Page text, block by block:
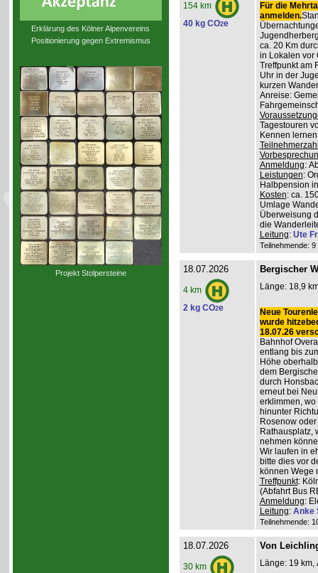
Erklärung des Kölner Alpenvereins
Positionierung gegen Extremismus
Projekt Stolpersteine
154 km
40 kg CO2e
Für die
anmelden.
ca. 20 Km
in Lokalen vor
Treffpunkt am
Uhr in der
kurzen
Anreise:
Tagestouren
Kennen
Anmeldung:
Leistungen:
Halbpension
Kosten: ca.
Umlage
Überweisung
die
Leitung: Ute
Teilnehmende:
18.07.2026
4 km
2 kg CO2e
Bergischer
Länge: 18,9
Neue
wurde
18.07.26
Bahnhof
entlang bis
Höhe
dem
durch
erneut bei
erklimmen,
hinunter
Rosenow
Rathausplatz,
nehmen
Wir laufen in
bitte dies vor
können Wege
Treffpunkt:
(Abfahrt Bus
Anmeldung:
Leitung: Anke
Teilnehmende:
18.07.2026
30 km
Von
Länge: 19 km,